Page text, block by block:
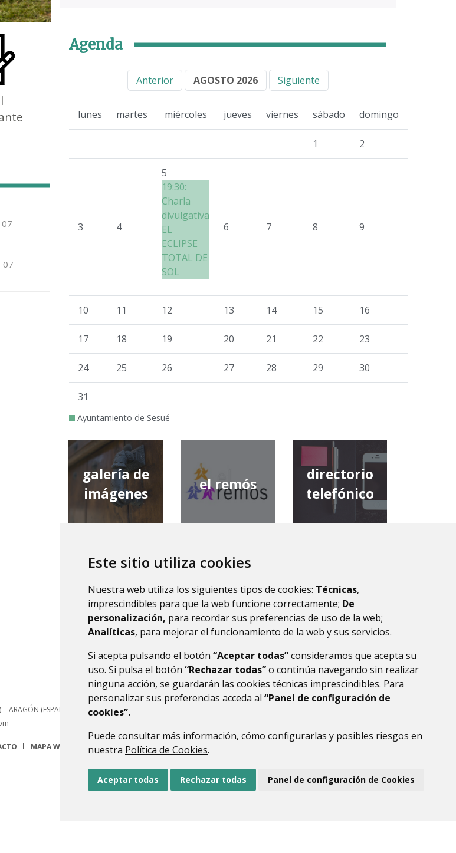
Este sitio utiliza cookies
Nuestra web utiliza los siguientes tipos de cookies: Técnicas,
imprescindibles para que la web funcione correctamente; De
personalización, para recordar sus preferencias de uso de la web;
Analíticas, para mejorar el funcionamiento de la web y sus servicios.
Si acepta pulsando el botón “Aceptar todas”consideramos que acepta su
uso. Si pulsa el botón “Rechazar todas”o continúa navegando sin realizar
ninguna acción, se guardarán las cookies técnicas imprescindibles. Para
personalizar sus preferencias acceda al “Panel de configuración de
cookies”.
Puede consultar más información, cómo configurarlas y posibles riesgos en
nuestra Política de Cookies.
Aceptar todas Rechazar todas Panel de configuración de Cookies
07
07
Agenda
Anterior AGOSTO 2026 Siguiente
lunes martes miércoles jueves viernes sábado domingo
1 2
3 4
5
19:30:
Charla
divulgativa
EL
ECLIPSE
TOTAL DE
SOL
6 7 8 9
10 11 12 13 14 15 16
17 18 19 20 21 22 23
24 25 26 27 28 29 30
31
Ayuntamiento de Sesué
galería de
imágenes
el remós
directorio
telefónico
hace
la ribagorza
provincial de
huesca
- ARAGÓN (ESPAÑA)
MAPA WEB AVISO LEGAL PROTECCIÓN DE DATOS